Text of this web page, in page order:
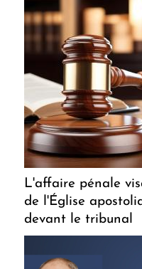
L'affaire pénale
de l'Église
devant le tribunal